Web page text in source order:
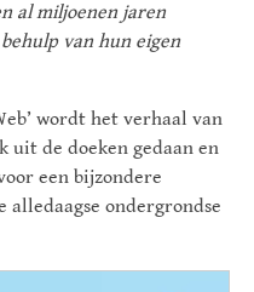
al miljoenen jaren
van hun eigen
wordt het verhaal van
de doeken gedaan en
een bijzondere
alledaagse ondergrondse